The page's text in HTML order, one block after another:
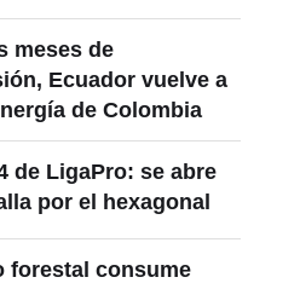
meses de
Ecuador vuelve a
de Colombia
de LigaPro: se abre
por el hexagonal
forestal consume